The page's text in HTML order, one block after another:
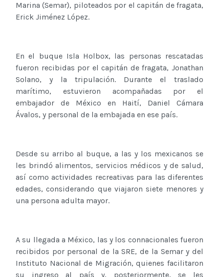
Marina (Semar), piloteados por el capitán de fragata,
Erick Jiménez López.
En el buque Isla Holbox, las personas rescatadas
fueron recibidas por el capitán de fragata, Jonathan
Solano, y la tripulación. Durante el traslado
marítimo, estuvieron acompañadas por el
embajador de México en Haití, Daniel Cámara
Ávalos, y personal de la embajada en ese país.
Desde su arribo al buque, a las y los mexicanos se
les brindó alimentos, servicios médicos y de salud,
así como actividades recreativas para las diferentes
edades, considerando que viajaron siete menores y
una persona adulta mayor.
A su llegada a México, las y los connacionales fueron
recibidos por personal de la SRE, de la Semar y del
Instituto Nacional de Migración, quienes facilitaron
su ingreso al país y, posteriormente, se les